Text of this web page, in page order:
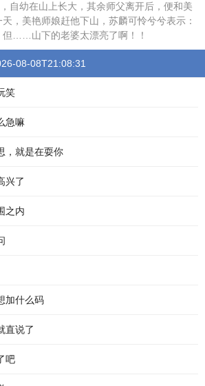
自幼在山上长大，其余师父离开后，便和美
，美艳师娘赶他下山，苏麟可怜兮兮表示：
但……山下的老婆太漂亮了啊！！
08-08T21:08:31
笑
急嘛
，就是在耍你
兴了
之内
加什么码
直说了
吧